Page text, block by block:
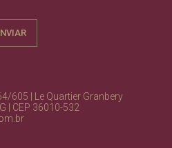
605 | Le Quartier Granbery
| CEP 36010-532